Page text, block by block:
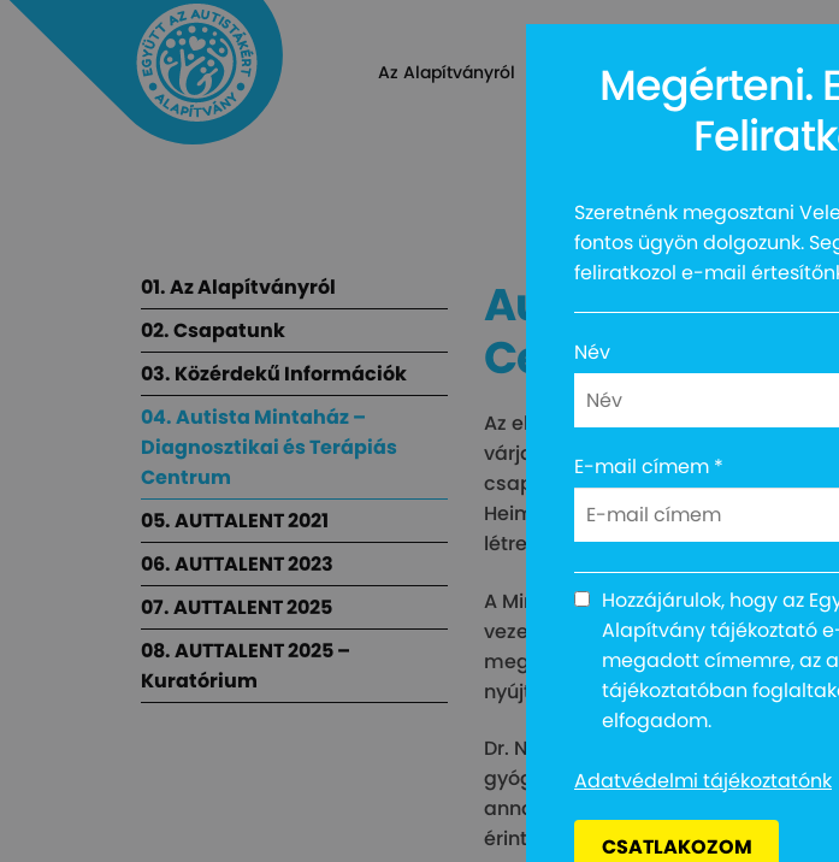
Az Alapítványról Auttalent 2025 Média Social
01. Az Alapítványról
02. Csapatunk
03. Közérdekű Információk
04. Autista Mintaház –
Diagnosztikai és Terápiás
Centrum
05. AUTTALENT 2021
06. AUTTALENT 2023
07. AUTTALENT 2025
08. AUTTALENT 2025 –
Kuratórium
Autista
Centrum
Az első Autista Mintaház –
várja az autizmussal élő
csapat, valamint javában zajlanak
Heim Pál Országos
létre.
A Mintaház ötlete három éve
vezetője, Dr. Nagy Anikó és az
megfelelő szakmai csapat
nyújthassanak segítséget.
Dr. Nagy Anikó, a Heim Pál
gyógypedagógust kérte fel, hogy
annak érdekében, hogy a
érintett családokat.
Megérteni.
Szeretnénk megosztani
fontos ügyön dolgozunk.
feliratkozol e-mail
Név
E-mail címem *
Hozzájárulok, hogy az
Alapítvány tájékoztató
megadott címemre, az
tájékoztatóban
elfogadom.
Adatvédelmi tájékoztatónk
CSATLAKOZOM